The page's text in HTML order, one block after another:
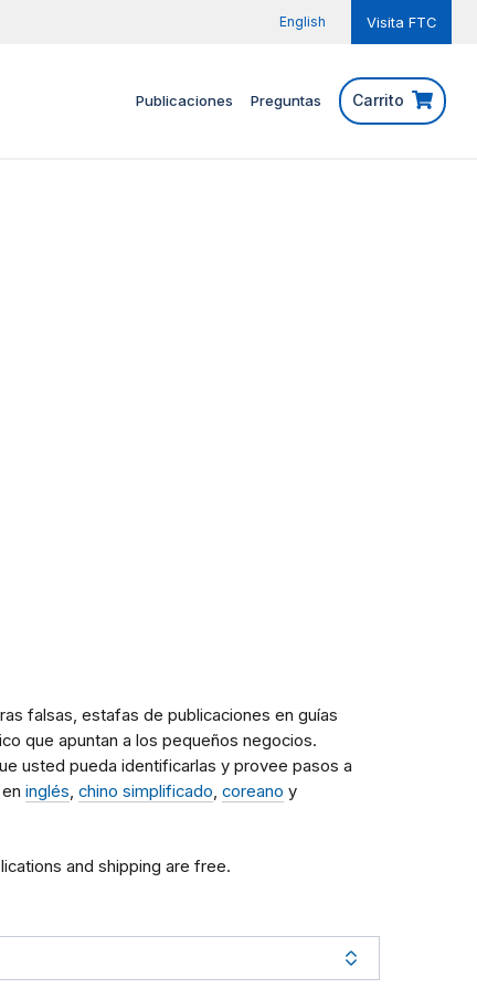
English Visita FTC
Publicaciones Preguntas Carrito
falsas, estafas de publicaciones en guías
que apuntan a los pequeños negocios.
usted pueda identificarlas y provee pasos a
inglés chino simplificado coreano y
and shipping are free.